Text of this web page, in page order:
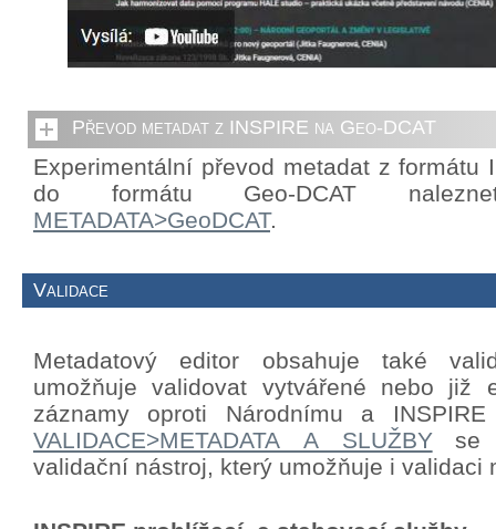
Převod metadat z INSPIRE na Geo-DCAT
Experimentální převod metadat z formátu
do formátu Geo-DCAT
METADATA>GeoDCAT.
Validace
Metadatový editor obsahuje také
umožňuje validovat vytvářené nebo již
záznamy oproti Národnímu a
VALIDACE>METADATA A SLUŽBYse
validační nástroj, který umožňuje i validaci